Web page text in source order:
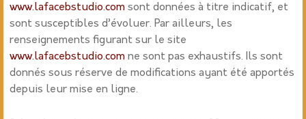
www.lafacebstudio.comsont données à titre indicatif, et
sont susceptibles d’évoluer. Par ailleurs, les
renseignements figurant sur le site
www.lafacebstudio.comne sont pas exhaustifs. Ils sont
donnés sous réserve de modifications ayant été apportés
depuis leur mise en ligne.